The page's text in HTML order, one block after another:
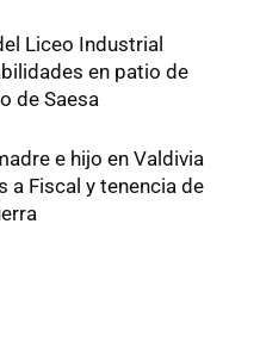
Liceo Industrial
en patio de
de Saesa
e hijo en Valdivia
a Fiscal y tenencia de